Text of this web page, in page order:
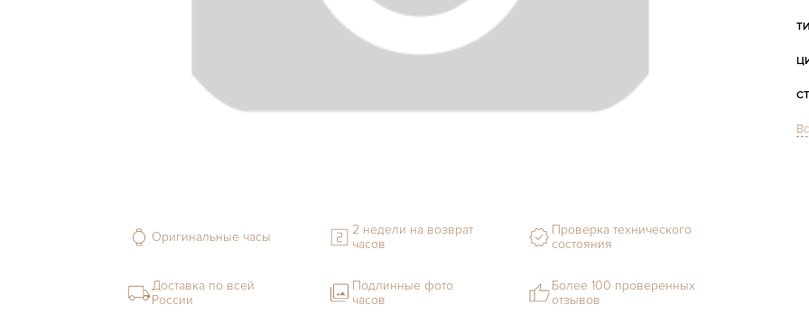
Оригинальные часы
2 недели на возврат
часов
Проверка технического
состояния
Доставка по всей
России
Подлинные фото
часов
Более 100 проверенных
отзывов